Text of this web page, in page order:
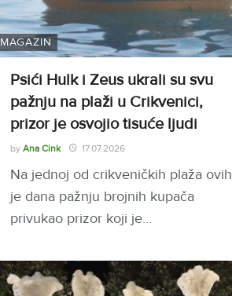
MAGAZIN
Psići Hulk i Zeus ukrali su svu
pažnju na plaži u Crikvenici,
prizor je osvojio tisuće ljudi
by Ana Cink 17.07.2026
Na jednoj od crikveničkih plaža ovih
je dana pažnju brojnih kupača
privukao prizor koji je…